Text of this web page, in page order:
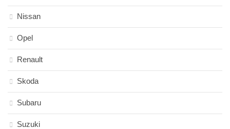
Nissan
Opel
Renault
Skoda
Subaru
Suzuki